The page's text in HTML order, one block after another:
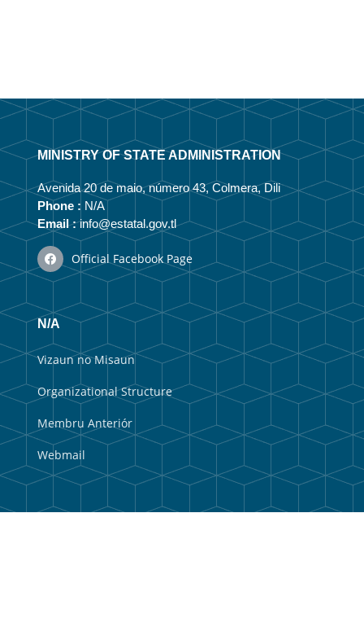
MINISTRY OF STATE ADMINISTRATION
Avenida 20 de maio, número 43, Colmera, Dili
Phone : N/A
Email :info@estatal.gov.tl
Official Facebook Page
N/A
Vizaun no Misaun
Organizational Structure
Membru Anteriór
Webmail